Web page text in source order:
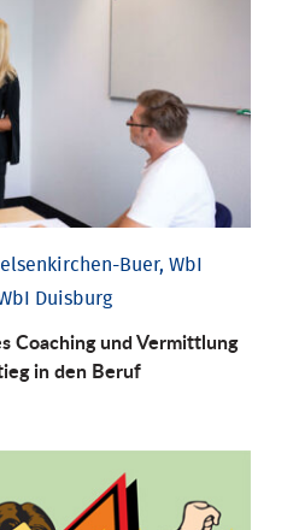
Buer, WbI
Duisburg
Coaching und Vermittlung
in den Beruf